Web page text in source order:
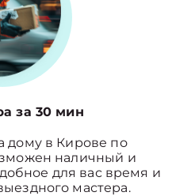
за 30 мин
дому в Кирове по
наличный и
для вас время и
мастера.